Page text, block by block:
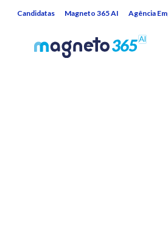
Candidatas Magneto 365 AI Agência